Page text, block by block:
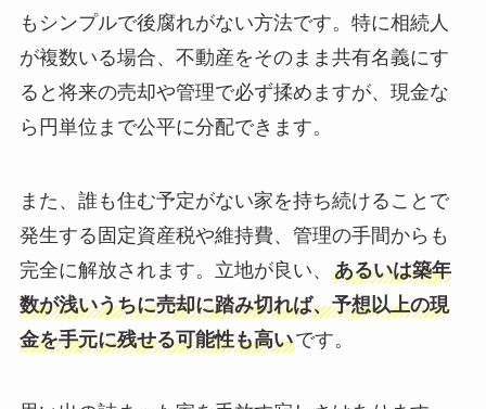
もシンプルで後腐れがない方法です。特に相続人
が複数いる場合、不動産をそのまま共有名義にす
ると将来の売却や管理で必ず揉めますが、現金な
ら円単位まで公平に分配できます。
また、誰も住む予定がない家を持ち続けることで
発生する固定資産税や維持費、管理の手間からも
完全に解放されます。立地が良い、 あるいは築年
数が浅いうちに売却に踏み切れば、予想以上の現
金を手元に残せる可能性も高いです。